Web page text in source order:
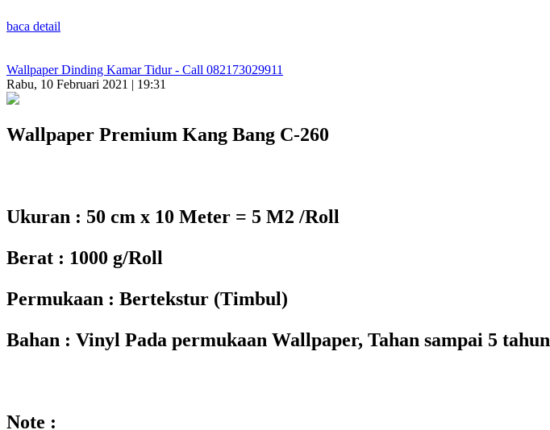
baca detail
Wallpaper Dinding Kamar Tidur - Call 082173029911
Rabu, 10 Februari 2021 | 19:31
Wallpaper Premium Kang Bang C-260
Ukuran : 50 cm x 10 Meter = 5 M2 /Roll
Berat : 1000 g/Roll
Permukaan : Bertekstur (Timbul)
Bahan : Vinyl Pada permukaan Wallpaper, Tahan sampai 5 tahun
Note :